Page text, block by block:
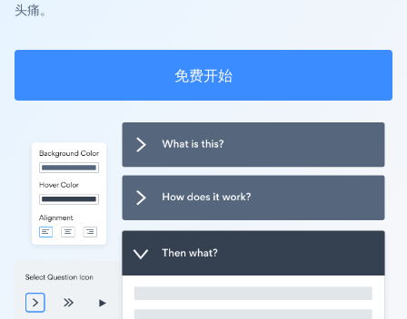
头痛。
免费开始